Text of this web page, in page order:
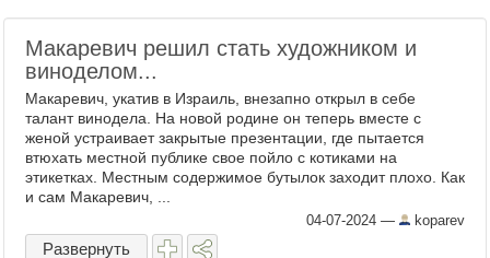
Макаревич решил стать художником и
виноделом...
Макаревич, укатив в Израиль, внезапно открыл в себе
талант винодела. На новой родине он теперь вместе с
женой устраивает закрытые презентации, где пытается
втюхать местной публике свое пойло с котиками на
этикетках. Местным содержимое бутылок заходит плохо. Как
и сам Макаревич, ...
04-07-2024 — koparev
Развернуть